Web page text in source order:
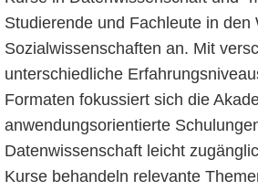
Studierende und Fachleute in den
Sozialwissenschaften an. Mit
unterschiedliche
Formaten fokussiert sich die
anwendungsorientierte
Datenwissenschaft leicht
Kurse behandeln relevante